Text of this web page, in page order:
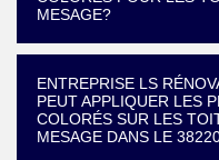
MESAGE?
ENTREPRISE LS
PEUT APPLIQUER LES
COLORÉS SUR LES
MESAGE DANS LE